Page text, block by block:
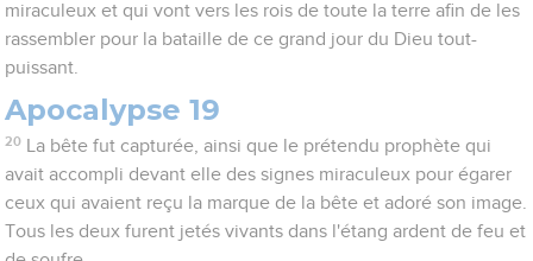
miraculeux et qui vont vers les rois de toute la terre afin de les
rassembler pour la bataille de ce grand jour du Dieu tout-
puissant.
Apocalypse 19
20
La bête fut capturée, ainsi que le prétendu prophète qui
avait accompli devant elle des signes miraculeux pour égarer
ceux qui avaient reçu la marque de la bête et adoré son image.
Tous les deux furent jetés vivants dans l'étang ardent de feu et